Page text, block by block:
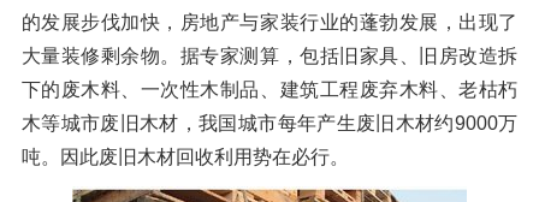
环锤式粉碎机 鼓式粉碎机
轮胎钢丝分离机 通用型粉碎机
破碎设备
反击式破碎机 颚式破碎机
圆锥破碎机 立轴冲击式破碎机
挤压成型设备
RDF成型机 生物质颗粒机
液压打包机
成套机组
封闭式破碎系统 废轮胎热解系统
分选分离设备
新闻资讯
走进洁普
联系我们
的发展步伐加快，房地产与家装行业的蓬勃发展，出现了
大量装修剩余物。据专家测算，包括旧家具、旧房改造拆
下的废木料、一次性木制品、建筑工程废弃木料、老枯朽
木等城市废旧木材，我国城市每年产生废旧木材约9000万
吨。因此废旧木材回收利用势在必行。